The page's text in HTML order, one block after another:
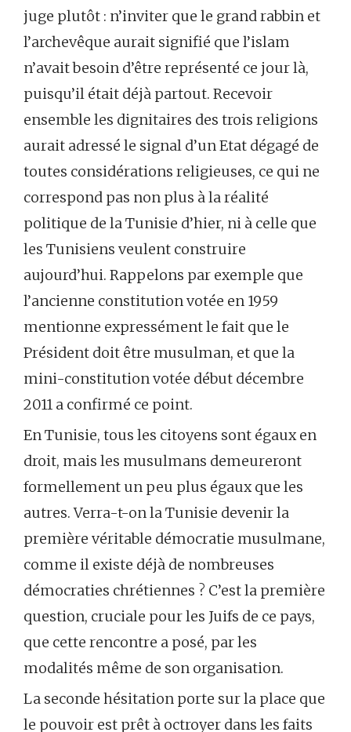
juge plutôt : n’inviter que le grand rabbin et
l’archevêque aurait signifié que l’islam
n’avait besoin d’être représenté ce jour là,
puisqu’il était déjà partout. Recevoir
ensemble les dignitaires des trois religions
aurait adressé le signal d’un Etat dégagé de
toutes considérations religieuses, ce qui ne
correspond pas non plus à la réalité
politique de la Tunisie d’hier, ni à celle que
les Tunisiens veulent construire
aujourd’hui. Rappelons par exemple que
l’ancienne constitution votée en 1959
mentionne expressément le fait que le
Président doit être musulman, et que la
mini-constitution votée début décembre
2011 a confirmé ce point.
En Tunisie, tous les citoyens sont égaux en
droit, mais les musulmans demeureront
formellement un peu plus égaux que les
autres. Verra-t-on la Tunisie devenir la
première véritable démocratie musulmane,
comme il existe déjà de nombreuses
démocraties chrétiennes ? C’est la première
question, cruciale pour les Juifs de ce pays,
que cette rencontre a posé, par les
modalités même de son organisation.
La seconde hésitation porte sur la place que
le pouvoir est prêt à octroyer dans les faits